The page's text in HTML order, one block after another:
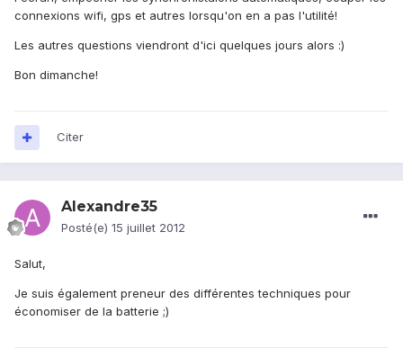
connexions wifi, gps et autres lorsqu'on en a pas l'utilité!
Les autres questions viendront d'ici quelques jours alors :)
Bon dimanche!
Citer
Alexandre35
Posté(e) 15 juillet 2012
Salut,
Je suis également preneur des différentes techniques pour
économiser de la batterie ;)